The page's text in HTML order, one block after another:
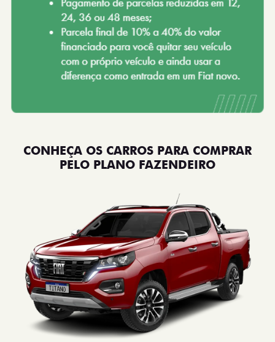
CONHEÇA OS CARROS PARA COMPRAR
PELO PLANO FAZENDEIRO